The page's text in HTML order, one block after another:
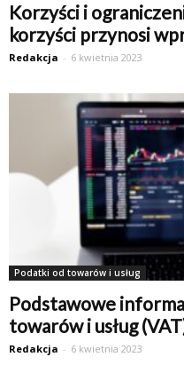
Korzyści i
korzyści przynosi
Redakcja - 6 kwietnia 2023
Podatki od towarów i usług
Podstawowe
towarów i usług
Redakcja - 6 kwietnia 2023